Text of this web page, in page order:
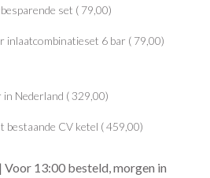
set ( 79,00)
inlaatcombinatieset 6 bar ( 79,00)
Nederland (329,00)
bestaande CV ketel (459,00)
| Voor 13:00 besteld, morgen in